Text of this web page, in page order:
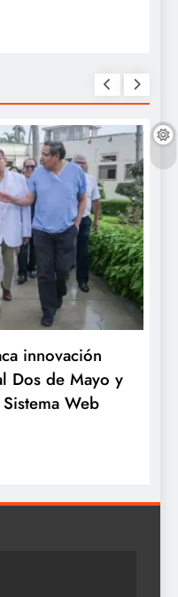
innovación
Dos de Mayo y
Web